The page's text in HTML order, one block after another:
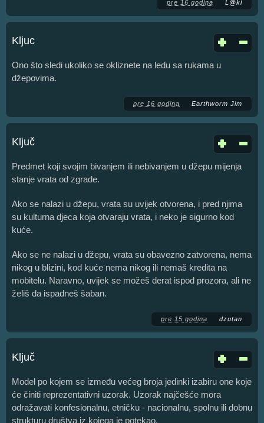
pre 16 godina L@ki
Kljuc
Ono što sledi ukoliko se okliznete na ledu sa rukama u
džepovima.
pre 16 godina Earthworm Jim
Ključ
Predmet koji svojim bivanjem ili nebivanjem u džepu mijenja
stanje vrata od zgrade.
Ako se nalazi u džepu, vrata su uvijek otvorena, i pred njima
su kulturna djeca koja otvaraju vrata, i neko je sigurno kod
kuće.
Ako se ne nalazi u džepu, vrata su obavezno zatvorena, nema
nikog u blizini, kod kuće nema nikog ili nemaš kredita na
mobitelu. Naravno, uvijek se možeš derat ispod prozora, ali ne
želiš da ispadneš šaban.
pre 15 godina dzutan
Ključ
Model po kojem se između većeg broja jedinki izabiru one koje
će činiti reprezentativni uzorak. Uzorak najčešće mora
odražavati konfesionalnu, etničku - nacionalnu, spolnu ili dobnu
strukturu društva iz kojega je potekao.